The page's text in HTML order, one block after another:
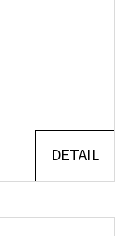
DETAIL